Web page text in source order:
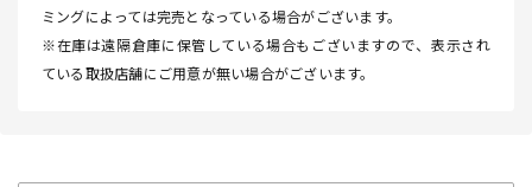
ミングによっては完売となっている場合がございます。
※在庫は遠隔倉庫に保管している場合もございますので、表示され
ている取扱店舗にご用意が無い場合がございます。